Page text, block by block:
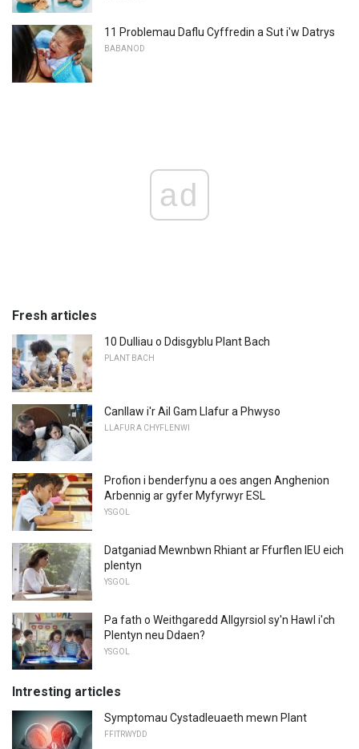
11 Problemau Daflu Cyffredin a Sut i'w Datrys
BABANOD
ad
Fresh articles
10 Dulliau o Ddisgyblu Plant Bach
PLANT BACH
Canllaw i'r Ail Gam Llafur a Phwyso
LLAFUR A CHYFLENWI
Profion i benderfynu a oes angen Anghenion
Arbennig ar gyfer Myfyrwyr ESL
YSGOL
Datganiad Mewnbwn Rhiant ar Ffurflen IEU eich
plentyn
YSGOL
Pa fath o Weithgaredd Allgyrsiol sy'n Hawl i'ch
Plentyn neu Ddaen?
YSGOL
Intresting articles
Symptomau Cystadleuaeth mewn Plant
FFITRWYDD